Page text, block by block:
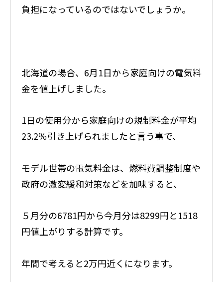
負担になっているのではないでしょうか。
北海道の場合、6月1日から家庭向けの電気料
金を値上げしました。
1日の使用分から家庭向けの規制料金が平均
23.2％引き上げられましたと言う事で、
モデル世帯の電気料金は、燃料費調整制度や
政府の激変緩和対策などを加味すると、
５月分の6781円から今月分は8299円と1518
円値上がりする計算です。
年間で考えると2万円近くになります。